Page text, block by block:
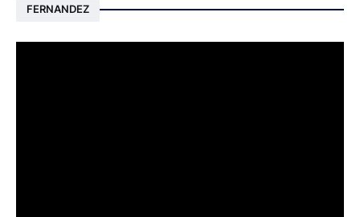
FERNANDEZ